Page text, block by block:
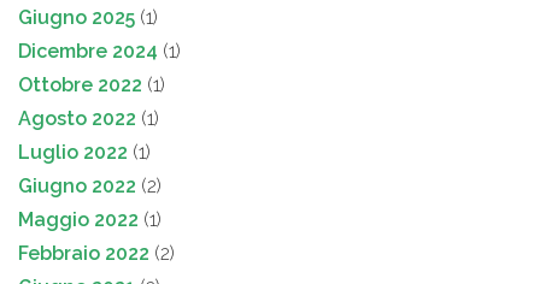
Giugno 2025 (1)
Dicembre 2024 (1)
Ottobre 2022 (1)
Agosto 2022 (1)
Luglio 2022 (1)
Giugno 2022 (2)
Maggio 2022 (1)
Febbraio 2022 (2)